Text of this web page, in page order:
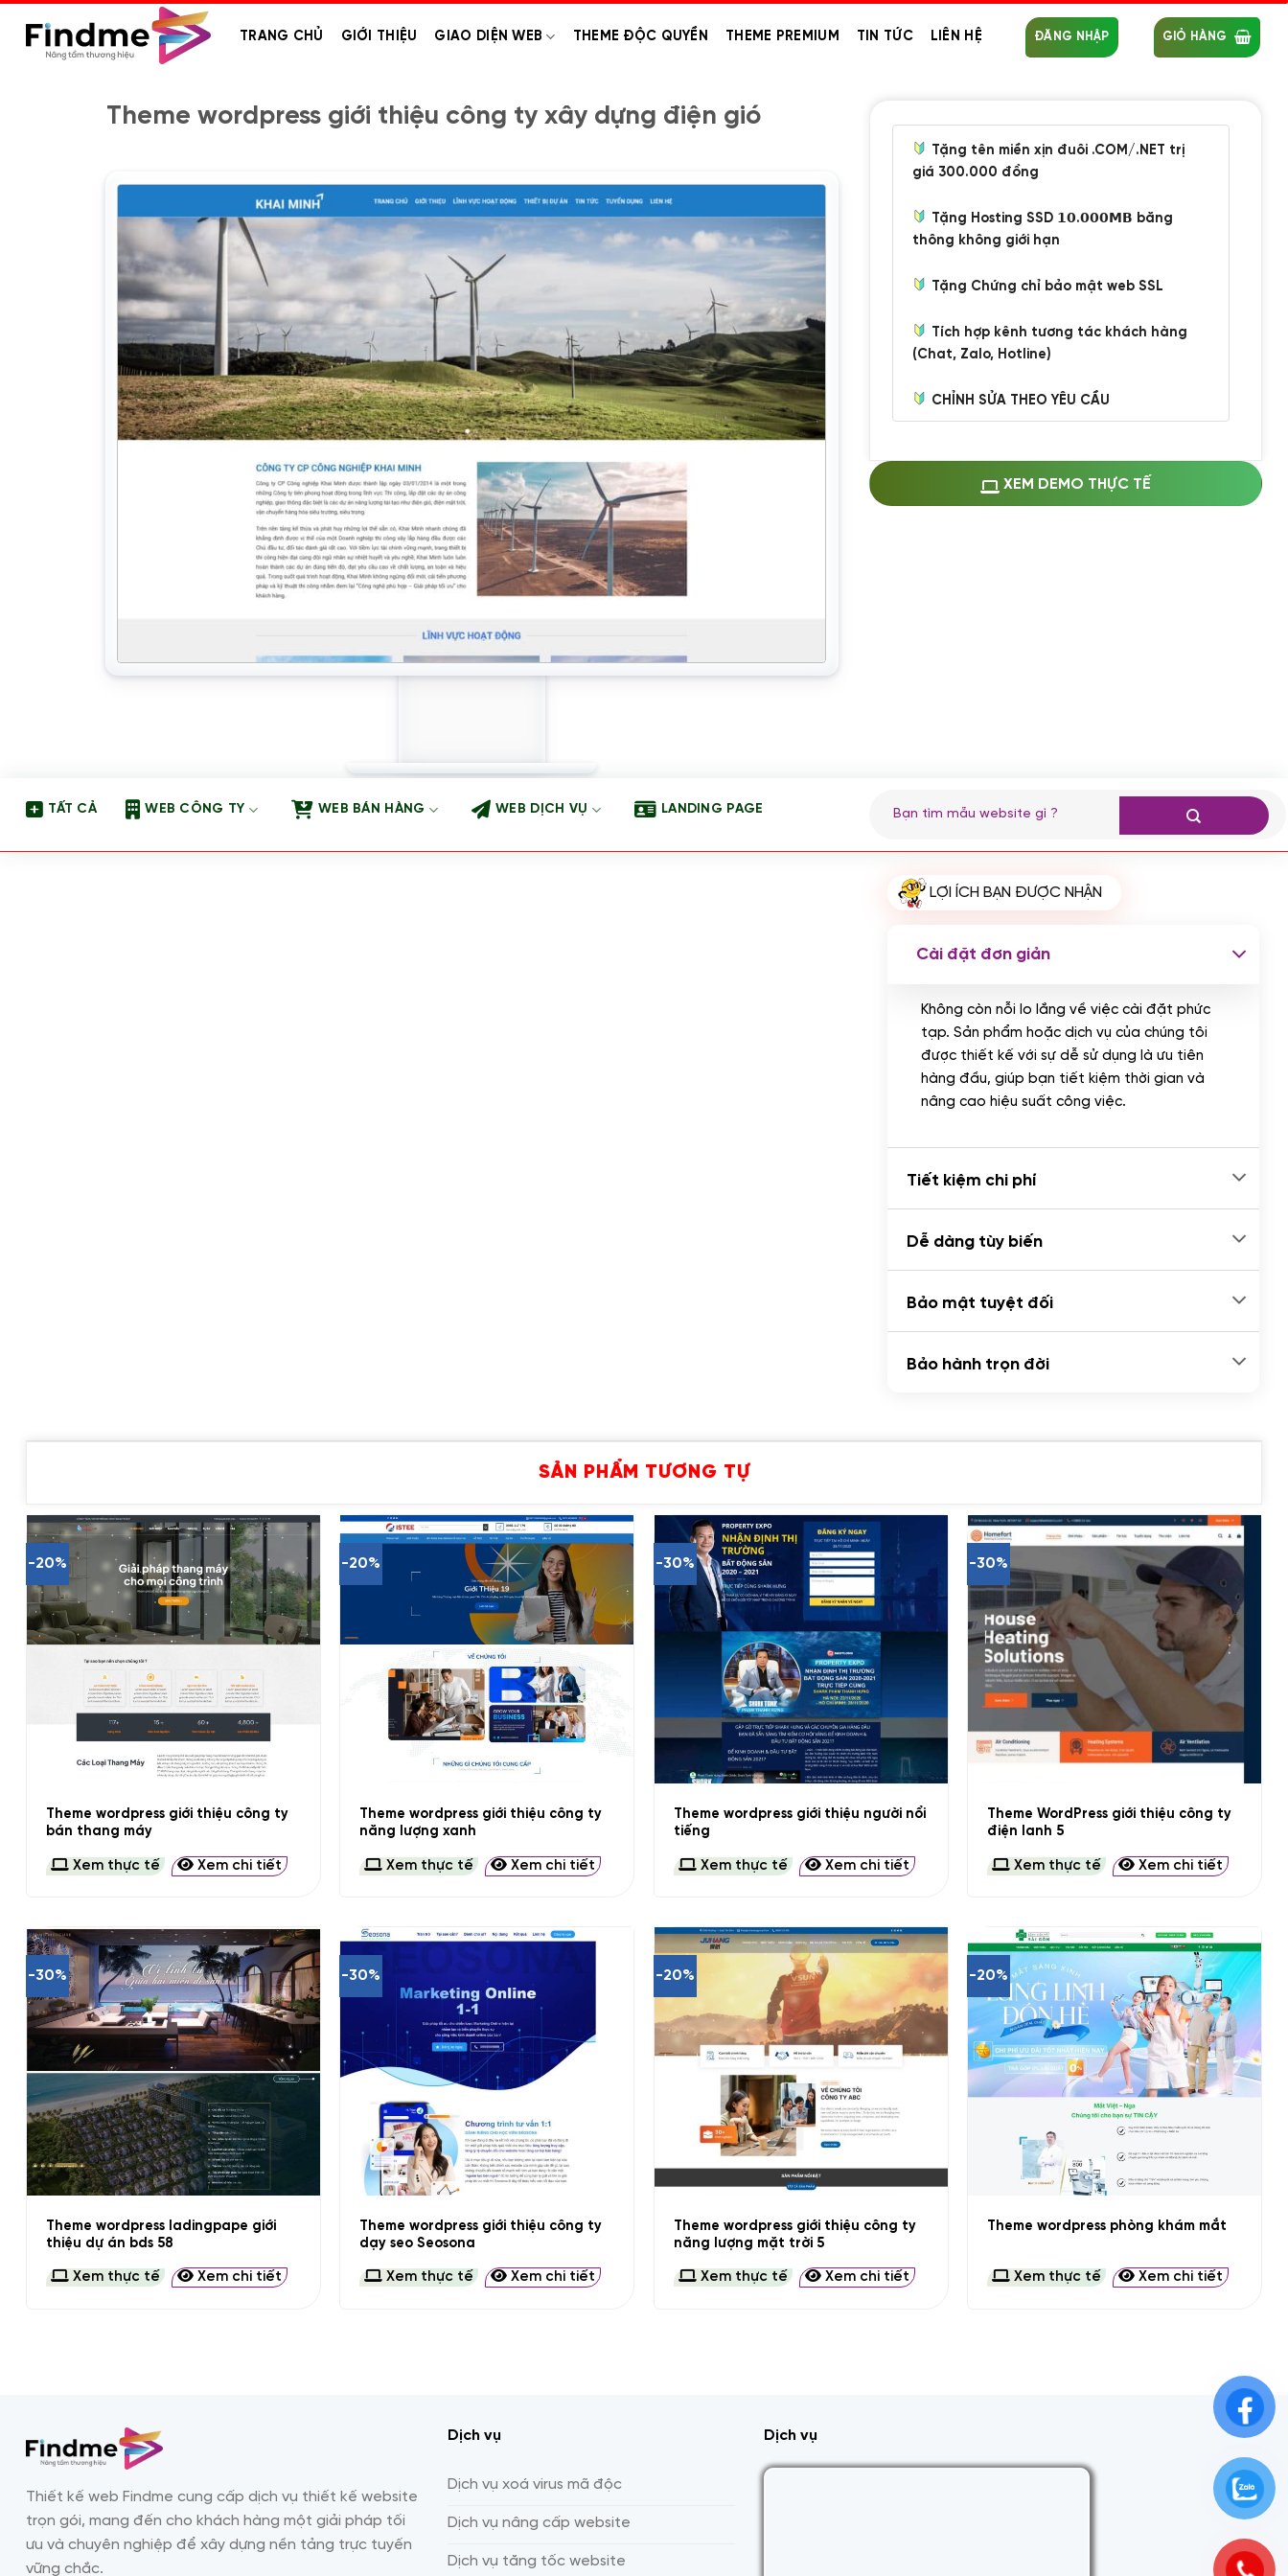
TRANG CHỦ GIỚI THIỆU GIAO DIỆN WEB THEME ĐỘC QUYỀN THEME PREMIUM TIN TỨC LIÊN HỆ ĐĂNG NHẬP GIỎ HÀNG
Theme wordpress giới thiệu công ty xây dựng điện gió
Tặng tên miền xịn đuôi .COM/.NET trị
giá 300.000 đồng
Tặng Hosting SSD 𝟭𝟬.𝟬𝟬𝟬𝗠𝗕 băng
thông không giới hạn
Tặng Chứng chỉ bảo mật web SSL
Tích hợp kênh tương tác khách hàng
(Chat, Zalo, Hotline)
CHỈNH SỬA THEO YÊU CẦU
Thay logo + thông tin doanh nghiệp
(+100.000 VND)
Cài đặt plugin theo yêu cầu
(+100.000 VND)
qua ngân hàng vietcombank,
XEM DEMO THỰC TẾ
TẤT CẢ WEB CÔNG TY WEB BÁN HÀNG WEB DỊCH VỤ LANDING PAGE
kiếm:
LỢI ÍCH BẠN ĐƯỢC NHẬN
Cài đặt đơn giản
Không còn nỗi lo lắng về việc cài đặt phức
tạp. Sản phẩm hoặc dịch vụ của chúng tôi
được thiết kế với sự dễ sử dụng là ưu tiên
hàng đầu, giúp bạn tiết kiệm thời gian và
nâng cao hiệu suất công việc.
Tiết kiệm chi phí
Dễ dàng tùy biến
Bảo mật tuyệt đối
Bảo hành trọn đời
SẢN PHẨM TƯƠNG TỰ
-20%
Theme wordpress giới thiệu công ty
bán thang máy
Xem thực tế Xem chi tiết
-20%
Theme wordpress giới thiệu công ty
năng lượng xanh
Xem thực tế Xem chi tiết
-30%
Theme wordpress giới thiệu người nổi
tiếng
Xem thực tế Xem chi tiết
-30%
Theme WordPress giới thiệu công ty
điện lanh 5
Xem thực tế Xem chi tiết
-30%
+
Theme wordpress ladingpape giới
thiệu dự án bds 58
Xem thực tế Xem chi tiết
-30%
Theme wordpress giới thiệu công ty
dạy seo Seosona
Xem thực tế Xem chi tiết
-20%
Theme wordpress giới thiệu công ty
năng lượng mặt trời 5
Xem thực tế Xem chi tiết
-20%
Theme wordpress phòng khám mắt
Xem thực tế Xem chi tiết
Thiết kế web Findme cung cấp dịch vụ thiết kế website
trọn gói, mang đến cho khách hàng một giải pháp tối
ưu và chuyên nghiệp để xây dựng nền tảng trực tuyến
vững chắc.
Dịch vụ
Dịch vụ xoá virus mã độc
Dịch vụ nâng cấp website
Dịch vụ tăng tốc website
Dịch vụ